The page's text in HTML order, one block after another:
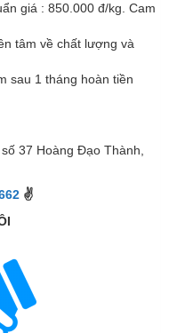
giá : 850.000 đ/kg. Cam
tâm về chất lượng và
sau 1 tháng hoàn tiền
37 Hoàng Đạo Thành,
✌